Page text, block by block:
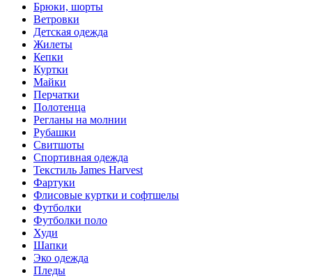
Брюки, шорты
Ветровки
Детская одежда
Жилеты
Кепки
Куртки
Майки
Перчатки
Полотенца
Регланы на молнии
Рубашки
Свитшоты
Спортивная одежда
Текстиль James Harvest
Фартуки
Флисовые куртки и софтшелы
Футболки
Футболки поло
Худи
Шапки
Эко одежда
Пледы